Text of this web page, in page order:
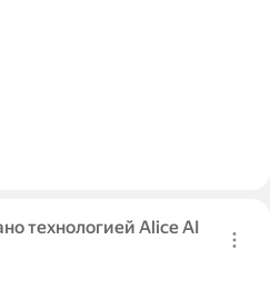
технологией Alice AI